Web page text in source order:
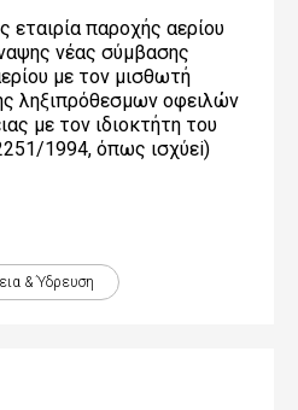
παροχής αερίου
νέας σύμβασης
με τον μισθωτή
ληξιπρόθεσμων οφειλών
με τον ιδιοκτήτη του
1994, όπως ισχύεi)
& Ύδρευση